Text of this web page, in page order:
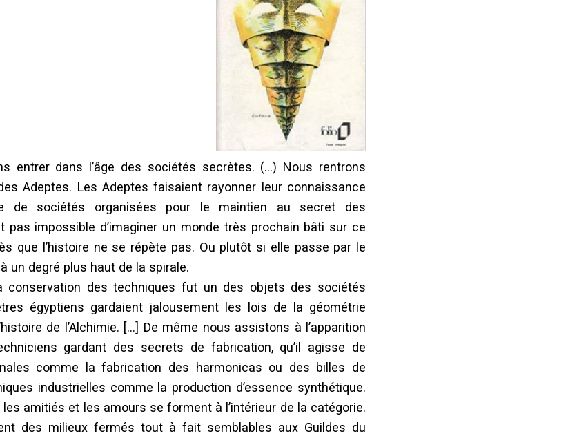
entrer dans l’âge des sociétés secrètes. (…) Nous rentrons
Adeptes. Les Adeptes faisaient rayonner leur connaissance
de sociétés organisées pour le maintien au secret des
pas impossible d’imaginer un monde très prochain bâti sur ce
que l’histoire ne se répète pas. Ou plutôt si elle passe par le
un degré plus haut de la spirale.
conservation des techniques fut un des objets des sociétés
égyptiens gardaient jalousement les lois de la géométrie
de l’Alchimie. […] De même nous assistons à l’apparition
gardant des secrets de fabrication, qu’il agisse de
comme la fabrication des harmonicas ou des billes de
industrielles comme la production d’essence synthétique.
amitiés et les amours se forment à l’intérieur de la catégorie.
des milieux fermés tout à fait semblables aux Guildes du